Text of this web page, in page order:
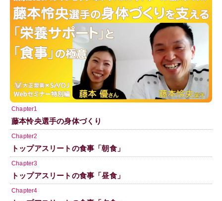
Chapter1
藤本怜央選手の身体づくり
Chapter2
トップアスリートの食事「朝食」
Chapter3
トップアスリートの食事「昼食」
Chapter4